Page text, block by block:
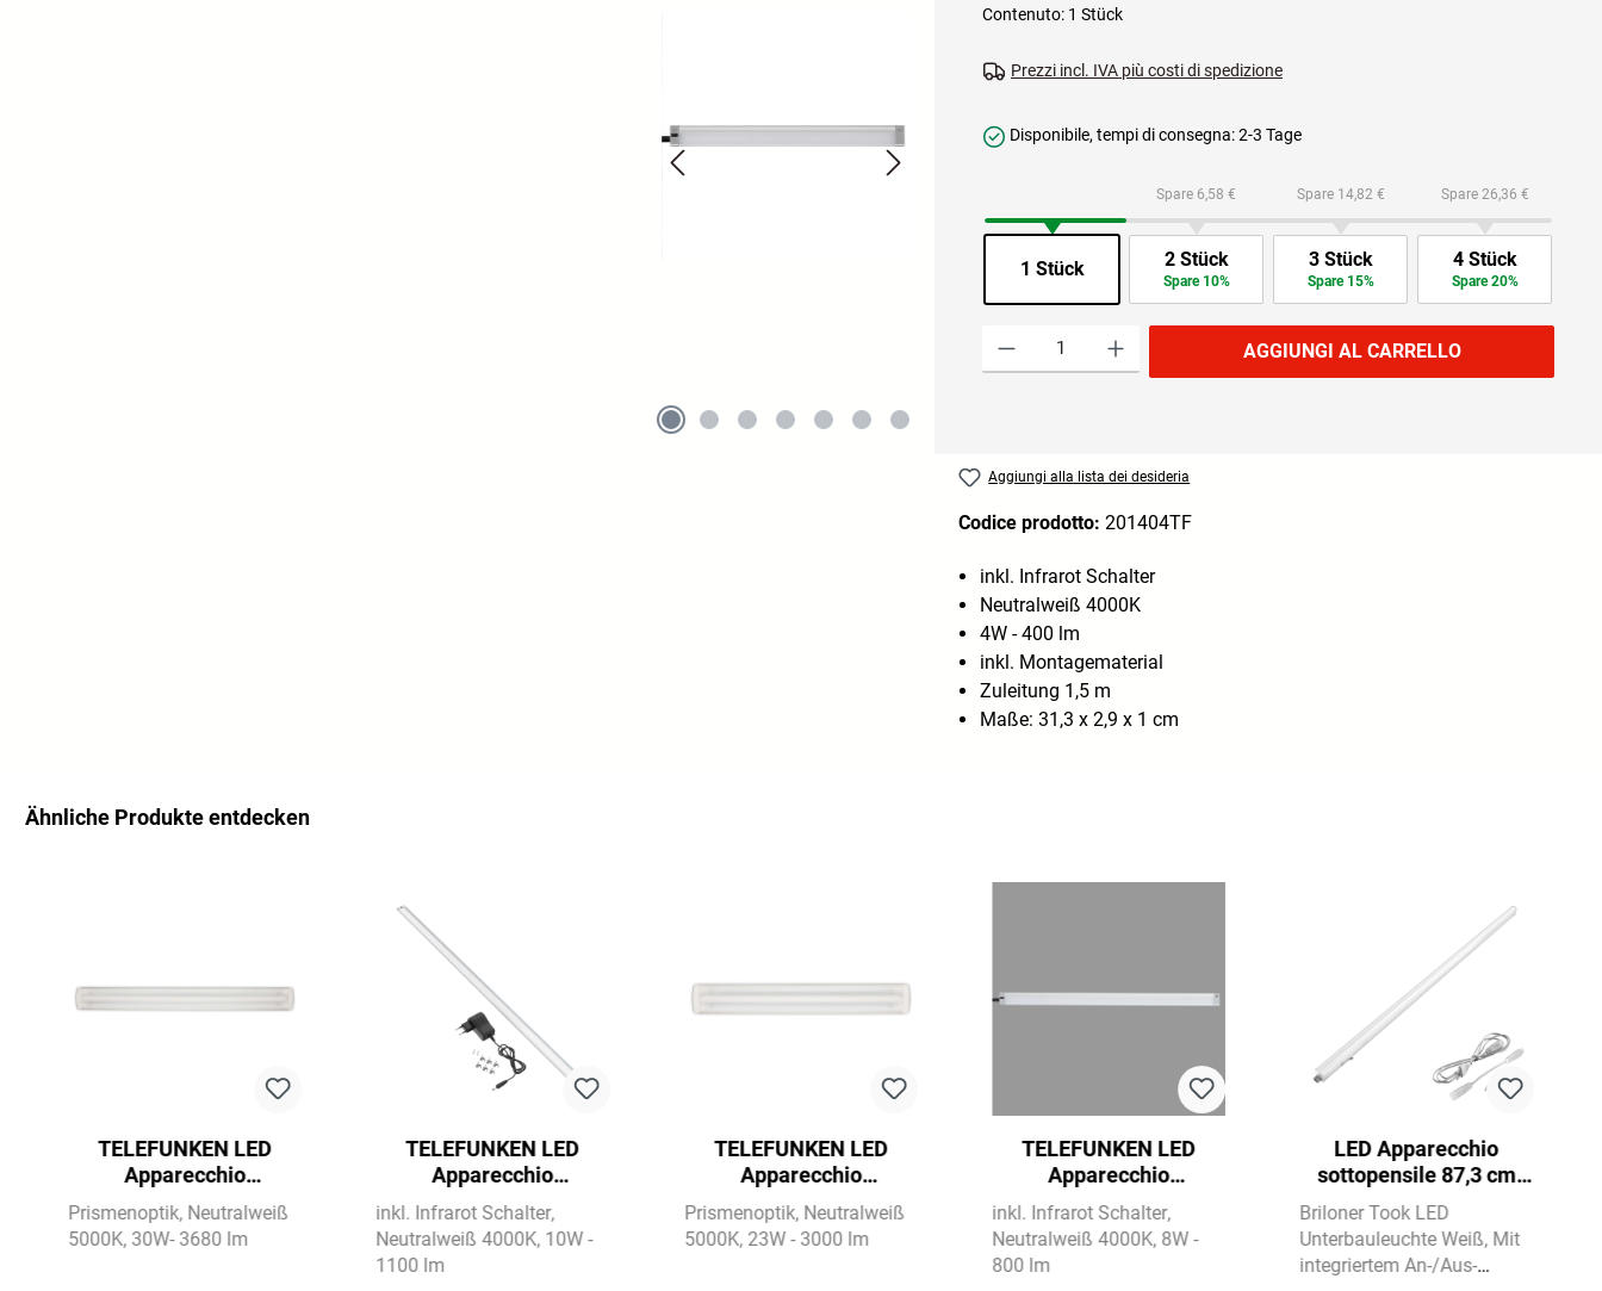
Contenuto: 1 Stück
Prezzi incl. IVA più costi di spedizione
Disponibile, tempi di consegna: 2-3 Tage
1 Stück
Spare 6,58 €
2 Stück
Spare 10%
Spare 14,82 €
3 Stück
Spare 15%
Spare 26,36 €
4 Stück
Spare 20%
AGGIUNGI AL CARRELLO
Aggiungi alla lista dei desideria
Codice prodotto: 201404TF
inkl. Infrarot Schalter
Neutralweiß 4000K
4W - 400 lm
inkl. Montagematerial
Zuleitung 1,5 m
Maße: 31,3 x 2,9 x 1 cm
Ähnliche Produkte entdecken
TELEFUNKEN LED
Apparecchio
sottopensile 128,2 cm
1x 30W 3680lm bianco
Prismenoptik Neutralweiß
5000K 30W- 3680 lm
TELEFUNKEN LED
Apparecchio
sottopensile 87,3 cm 1x
10W 1100lm argento
inkl. Infrarot Schalter
Neutralweiß 4000K 10W -
1100 lm
TELEFUNKEN LED
Apparecchio
sottopensile 97,6 cm 1x
23W 3000lm bianco
Prismenoptik Neutralweiß
5000K 23W - 3000 lm
TELEFUNKEN LED
Apparecchio
sottopensile 57,3 cm 1x
8W 800lm argento
inkl. Infrarot Schalter
Neutralweiß 4000K 8W -
800 lm
LED Apparecchio
sottopensile 87,3 cm
10W 1100lm bianco
Briloner Took LED
Unterbauleuchte Weiß Mit
integriertem An-/Aus-